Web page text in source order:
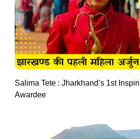
Salima Tete : Jharkhand’s 1st
Awardee